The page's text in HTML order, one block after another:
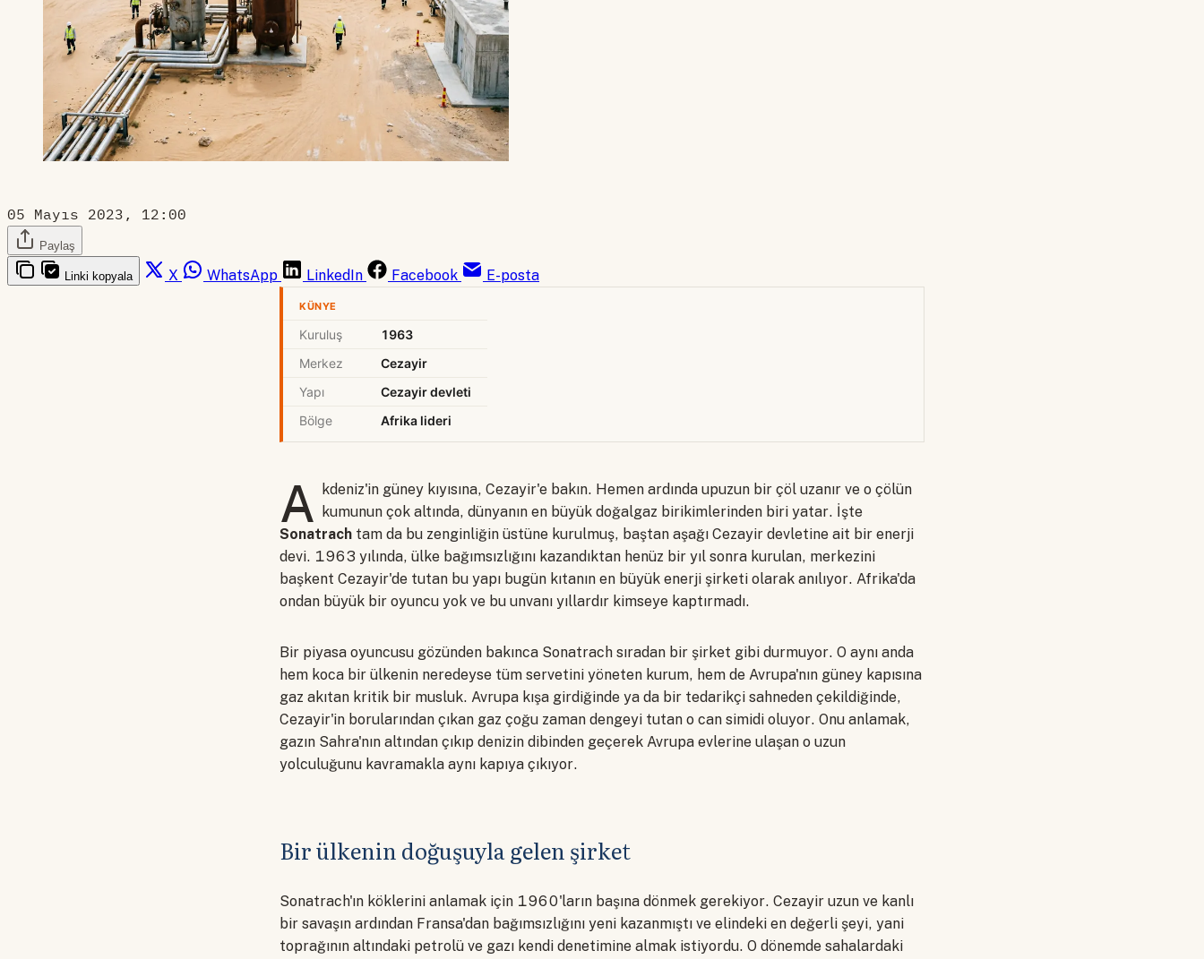
05 Mayıs 2023, 12:00
Paylaş
Linki kopyala X WhatsApp LinkedIn Facebook E-posta
KÜNYE
Kuruluş
1963
Merkez
Cezayir
Yapı
Cezayir devleti
Bölge
Afrika lideri
A
kdeniz'in güney kıyısına, Cezayir'e bakın. Hemen ardında upuzun bir çöl uzanır ve o çölün
kumunun çok altında, dünyanın en büyük doğalgaz birikimlerinden biri yatar. İşte
Sonatrach tam da bu zenginliğin üstüne kurulmuş, baştan aşağı Cezayir devletine ait bir enerji
devi. 1963 yılında, ülke bağımsızlığını kazandıktan henüz bir yıl sonra kurulan, merkezini
başkent Cezayir'de tutan bu yapı bugün kıtanın en büyük enerji şirketi olarak anılıyor. Afrika'da
ondan büyük bir oyuncu yok ve bu unvanı yıllardır kimseye kaptırmadı.
Bir piyasa oyuncusu gözünden bakınca Sonatrach sıradan bir şirket gibi durmuyor. O aynı anda
hem koca bir ülkenin neredeyse tüm servetini yöneten kurum, hem de Avrupa'nın güney kapısına
gaz akıtan kritik bir musluk. Avrupa kışa girdiğinde ya da bir tedarikçi sahneden çekildiğinde,
Cezayir'in borularından çıkan gaz çoğu zaman dengeyi tutan o can simidi oluyor. Onu anlamak,
gazın Sahra'nın altından çıkıp denizin dibinden geçerek Avrupa evlerine ulaşan o uzun
yolculuğunu kavramakla aynı kapıya çıkıyor.
Bir ülkenin doğuşuyla gelen şirket
Sonatrach'ın köklerini anlamak için 1960'ların başına dönmek gerekiyor. Cezayir uzun ve kanlı
bir savaşın ardından Fransa'dan bağımsızlığını yeni kazanmıştı ve elindeki en değerli şeyi, yani
toprağının altındaki petrolü ve gazı kendi denetimine almak istiyordu. O dönemde sahalardaki